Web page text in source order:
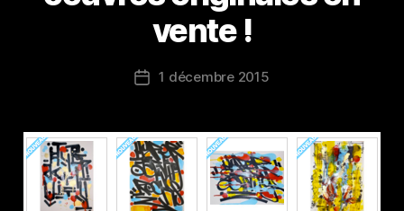
vente !
Date1 décembre 2015